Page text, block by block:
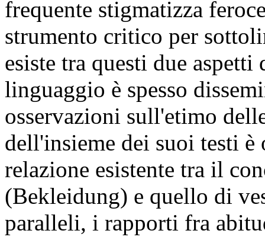
frequente stigmatizza
strumento critico per
esiste tra questi due
linguaggio è spesso
osservazioni sull'etimo
dell'insieme dei suoi testi
relazione esistente tra il
(Bekleidung) e quello di
paralleli, i rapporti fra